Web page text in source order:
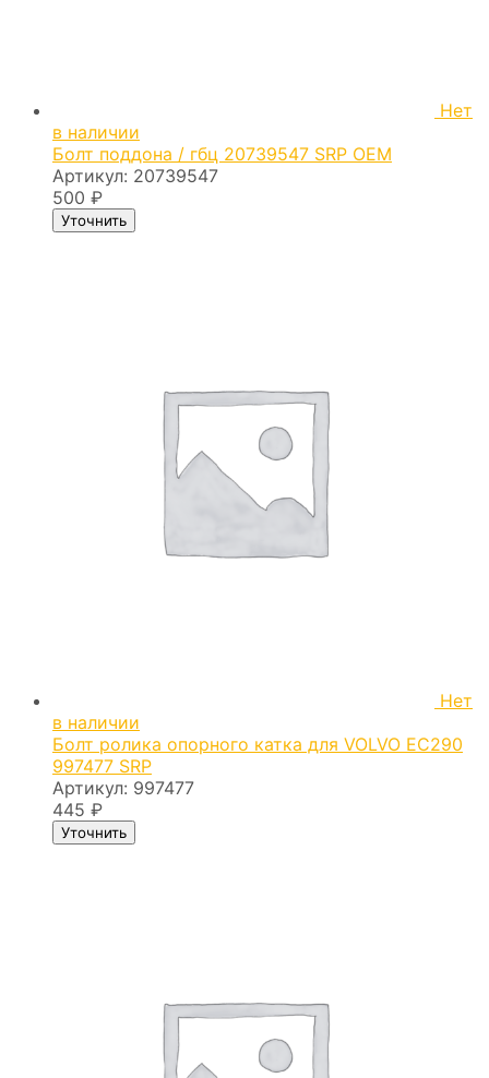
Нет
в наличии
Болт поддона / гбц 20739547 SRP OEM
Артикул: 20739547
500 ₽
Уточнить
Нет
в наличии
Болт ролика опорного катка для VOLVO EC290
997477 SRP
Артикул: 997477
445 ₽
Уточнить